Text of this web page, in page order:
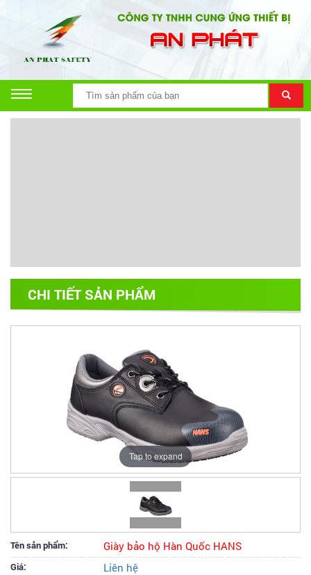
CHI TIẾT SẢN PHẨM
Tap to expand
Tên sản phẩm: Giày bảo hộ Hàn Quốc HANS
Giá: Liên hệ